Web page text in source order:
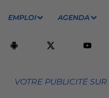
EMPLOI AGENDA
VOTRE PUBLICITÉ